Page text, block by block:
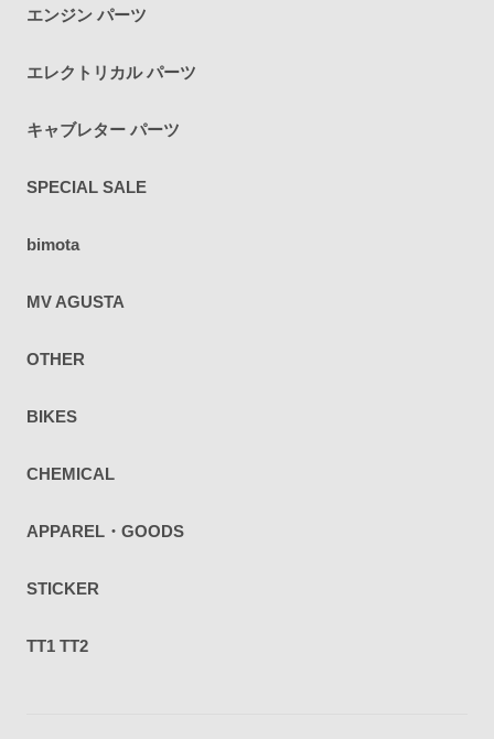
エンジン パーツ
エレクトリカル パーツ
キャブレター パーツ
SPECIAL SALE
bimota
MV AGUSTA
OTHER
BIKES
CHEMICAL
APPAREL・GOODS
STICKER
TT1 TT2